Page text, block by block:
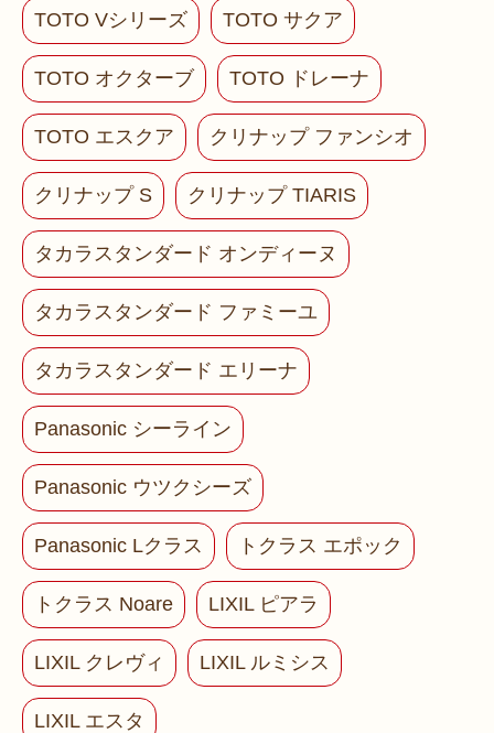
TOTO Vシリーズ TOTO サクア
TOTO オクターブ TOTO ドレーナ
TOTO エスクア クリナップ ファンシオ
クリナップ S クリナップ TIARIS
タカラスタンダード オンディーヌ
タカラスタンダード ファミーユ
タカラスタンダード エリーナ
Panasonic シーライン
Panasonic ウツクシーズ
Panasonic Lクラス トクラス エポック
トクラス Noare LIXIL ピアラ
LIXIL クレヴィ LIXIL ルミシス
LIXIL エスタ